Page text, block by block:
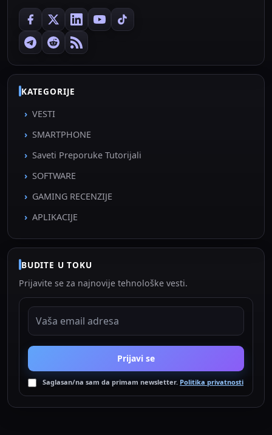
KATEGORIJE
VESTI
SMARTPHONE
Saveti Preporuke Tutorijali
SOFTWARE
GAMING RECENZIJE
APLIKACIJE
BUDITE U TOKU
Prijavite se za najnovije tehnološke vesti.
EMAIL ADRESA
Prijavi se
Saglasan/na sam da primam newsletter. Politika privatnosti